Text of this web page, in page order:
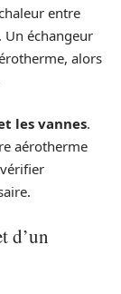
entre
Un échangeur
alors
les vannes.
aérotherme
d’un